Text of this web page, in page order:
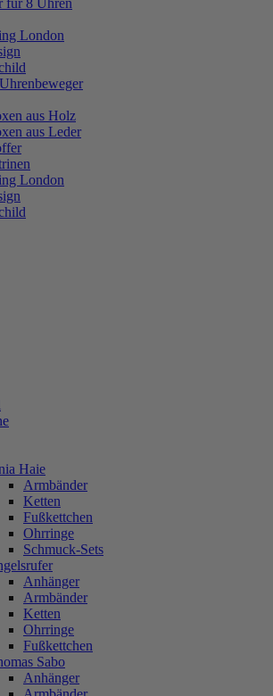
für 8 Uhren
London
aus Holz
aus Leder
London
Haie
Armbänder
Ketten
Fußkettchen
Ohrringe
Schmuck-Sets
Anhänger
Armbänder
Ketten
Ohrringe
Fußkettchen
Sabo
Anhänger